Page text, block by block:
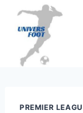
Aller
contenu
PREMIER